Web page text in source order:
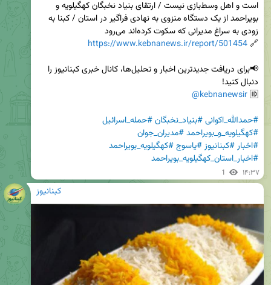
🔗
https://www.kebnanews.ir/report/501454
🆔
@kebnanewsir
#حمدالله_اکوانی#بنیاد_نخبگان#حمله_اسرائیل
#کهگیلویه_و_بویراحمد#مدیران_جوان
#اخبار#کبنانیوز#یاسوج#کهگیلویه_بویراحمد
#اخبار_استان_کهگیلویه_بویراحمد
1 ۱۴:۳۷
کبنانیوز